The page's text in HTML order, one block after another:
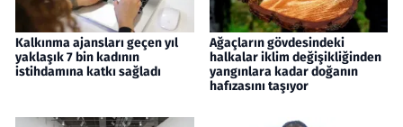
Kalkınma ajansları geçen yıl
yaklaşık 7 bin kadının
istihdamına katkı sağladı
Ağaçların gövdesindeki
halkalar iklim değişikliğinden
yangınlara kadar doğanın
hafızasını taşıyor